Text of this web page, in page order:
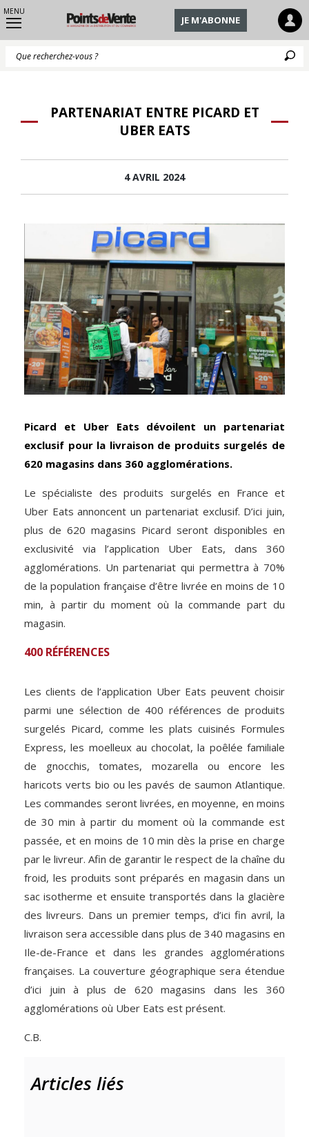
MENU
JE M'ABONNE
PARTENARIAT ENTRE PICARD ET
UBER EATS
4 AVRIL 2024
Picard et Uber Eats dévoilent un partenariat
exclusif pour la livraison de produits surgelés de
620 magasins dans 360 agglomérations.
Le spécialiste des produits surgelés en France et
Uber Eats annoncent un partenariat exclusif. D’ici juin,
plus de 620 magasins Picard seront disponibles en
exclusivité via l’application Uber Eats, dans 360
agglomérations. Un partenariat qui permettra à 70%
de la population française d’être livrée en moins de 10
min, à partir du moment où la commande part du
magasin.
400 RÉFÉRENCES
Les clients de l’application Uber Eats peuvent choisir
parmi une sélection de 400 références de produits
surgelés Picard, comme les plats cuisinés Formules
Express, les moelleux au chocolat, la poêlée familiale
de gnocchis, tomates, mozarella ou encore les
haricots verts bio ou les pavés de saumon Atlantique.
Les commandes seront livrées, en moyenne, en moins
de 30 min à partir du moment où la commande est
passée, et en moins de 10 min dès la prise en charge
par le livreur. Afin de garantir le respect de la chaîne du
froid, les produits sont préparés en magasin dans un
sac isotherme et ensuite transportés dans la glacière
des livreurs. Dans un premier temps, d’ici fin avril, la
livraison sera accessible dans plus de 340 magasins en
Ile-de-France et dans les grandes agglomérations
françaises. La couverture géographique sera étendue
d’ici juin à plus de 620 magasins dans les 360
agglomérations où Uber Eats est présent.
C.B.
Articles liés